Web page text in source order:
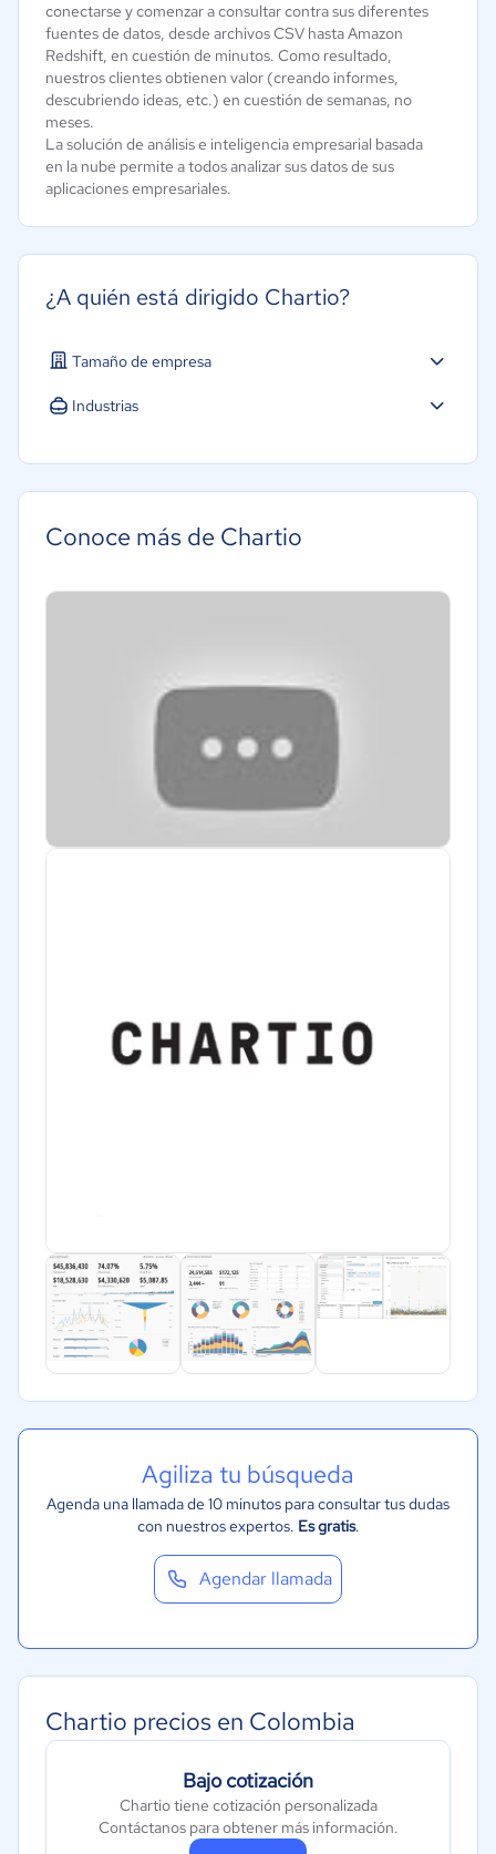
conectarse y comenzar a consultar contra sus diferentes
fuentes de datos, desde archivos CSV hasta Amazon
Redshift, en cuestión de minutos. Como resultado,
nuestros clientes obtienen valor (creando informes,
descubriendo ideas, etc.) en cuestión de semanas, no
meses.
La solución de análisis e inteligencia empresarial basada
en la nube permite a todos analizar sus datos de sus
aplicaciones empresariales.
¿A quién está dirigido Chartio?
Tamaño de empresa
Industrias
Conoce más de Chartio
Agiliza tu búsqueda
Agenda una llamada de 10 minutos para consultar tus dudas
con nuestros expertos. Es gratis.
Agendar llamada
Chartio precios en Colombia
Bajo cotización
Chartio tiene cotización personalizada
Contáctanos para obtener más información.